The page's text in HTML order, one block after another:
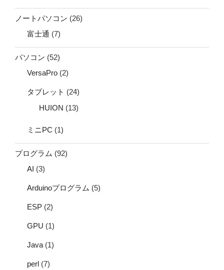
ノートパソコン (26)
富士通 (7)
パソコン (52)
VersaPro (2)
タブレット (24)
HUION (13)
ミニPC (1)
プログラム (92)
AI (3)
Arduinoプログラム (5)
ESP (2)
GPU (1)
Java (1)
perl (7)